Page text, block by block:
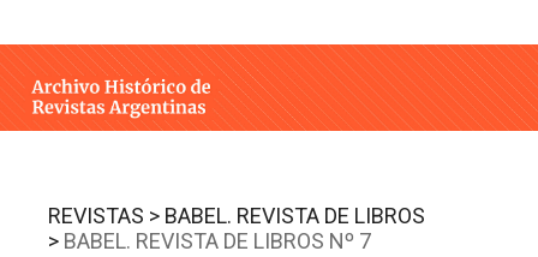
INTEGRANTES
CONTACTO
REVISTAS > BABEL. REVISTA DE LIBROS
> BABEL. REVISTA DE LIBROS Nº 7